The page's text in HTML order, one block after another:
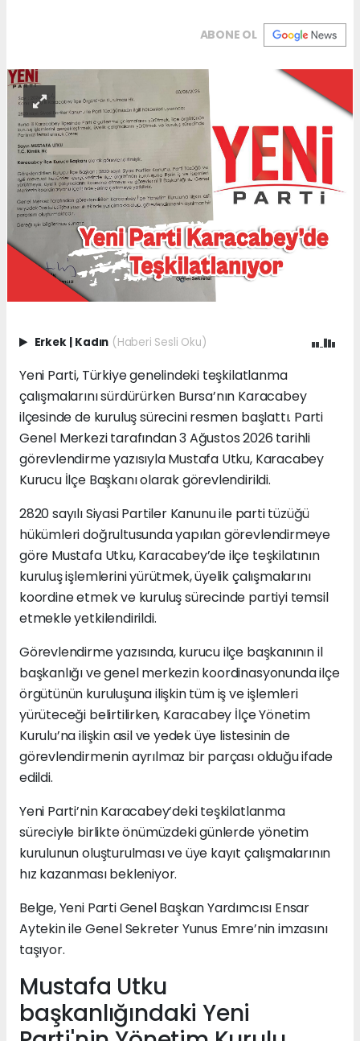
ABONE OL
Erkek Kadın (Haberi Sesli Oku)
Yeni Parti, Türkiye genelindeki teşkilatlanma
çalışmalarını sürdürürken Bursa’nın Karacabey
ilçesinde de kuruluş sürecini resmen başlattı. Parti
Genel Merkezi tarafından 3 Ağustos 2026 tarihli
görevlendirme yazısıyla Mustafa Utku, Karacabey
Kurucu İlçe Başkanı olarak görevlendirildi.
2820 sayılı Siyasi Partiler Kanunu ile parti tüzüğü
hükümleri doğrultusunda yapılan görevlendirmeye
göre Mustafa Utku, Karacabey’de ilçe teşkilatının
kuruluş işlemlerini yürütmek, üyelik çalışmalarını
koordine etmek ve kuruluş sürecinde partiyi temsil
etmekle yetkilendirildi.
Görevlendirme yazısında, kurucu ilçe başkanının il
başkanlığı ve genel merkezin koordinasyonunda ilçe
örgütünün kuruluşuna ilişkin tüm iş ve işlemleri
yürüteceği belirtilirken, Karacabey İlçe Yönetim
Kurulu’na ilişkin asil ve yedek üye listesinin de
görevlendirmenin ayrılmaz bir parçası olduğu ifade
edildi.
Yeni Parti’nin Karacabey’deki teşkilatlanma
süreciyle birlikte önümüzdeki günlerde yönetim
kurulunun oluşturulması ve üye kayıt çalışmalarının
hız kazanması bekleniyor.
Belge, Yeni Parti Genel Başkan Yardımcısı Ensar
Aytekin ile Genel Sekreter Yunus Emre’nin imzasını
taşıyor.
Mustafa Utku
başkanlığındaki Yeni